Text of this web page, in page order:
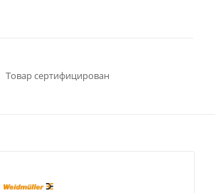
Товар сертифицирован